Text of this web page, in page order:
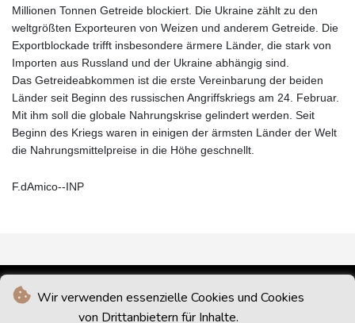
Wir verwenden essenzielle Cookies und Cookies
von Drittanbietern für Inhalte.
Millionen Tonnen Getreide blockiert. Die Ukraine zählt zu den
weltgrößten Exporteuren von Weizen und anderem Getreide. Die
Exportblockade trifft insbesondere ärmere Länder, die stark von
Importen aus Russland und der Ukraine abhängig sind.
Das Getreideabkommen ist die erste Vereinbarung der beiden
Länder seit Beginn des russischen Angriffskriegs am 24. Februar.
Mit ihm soll die globale Nahrungskrise gelindert werden. Seit
Beginn des Kriegs waren in einigen der ärmsten Länder der Welt
die Nahrungsmittelpreise in die Höhe geschnellt.
F.dAmico--INP